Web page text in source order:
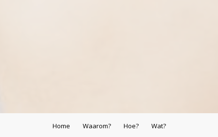
Home Waarom? Hoe? Wat?